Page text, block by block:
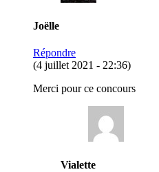
Joëlle
Répondre
(4 juillet 2021 - 22:36)
Merci pour ce concours
Vialette